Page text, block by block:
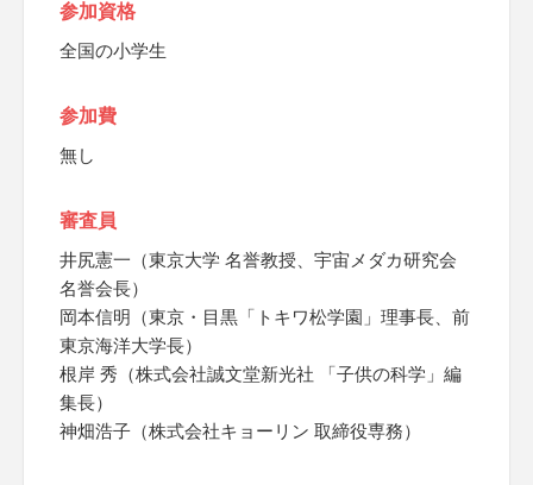
参加資格
全国の小学生
参加費
無し
審査員
井尻憲一（東京大学 名誉教授、宇宙メダカ研究会
名誉会長）
岡本信明（東京・目黒「トキワ松学園」理事長、前
東京海洋大学長）
根岸 秀（株式会社誠文堂新光社 「子供の科学」編
集長）
神畑浩子（株式会社キョーリン 取締役専務）